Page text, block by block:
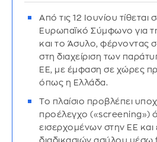
Από τις 12 Ιουνίου
Ευρωπαϊκό Σύμφωνο για
και το Άσυλο, φέρνοντας
στη διαχείριση των
ΕΕ, με έμφαση σε χώρες
όπως η Ελλάδα.
Το πλαίσιο προβλέπει
προέλεγχο («screening»)
εισερχομένων στην ΕΕ και
διαδικασιών ασύλου